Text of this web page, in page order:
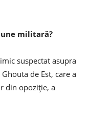
militară?
suspectat asupra
de Est, care a
din opoziție, a